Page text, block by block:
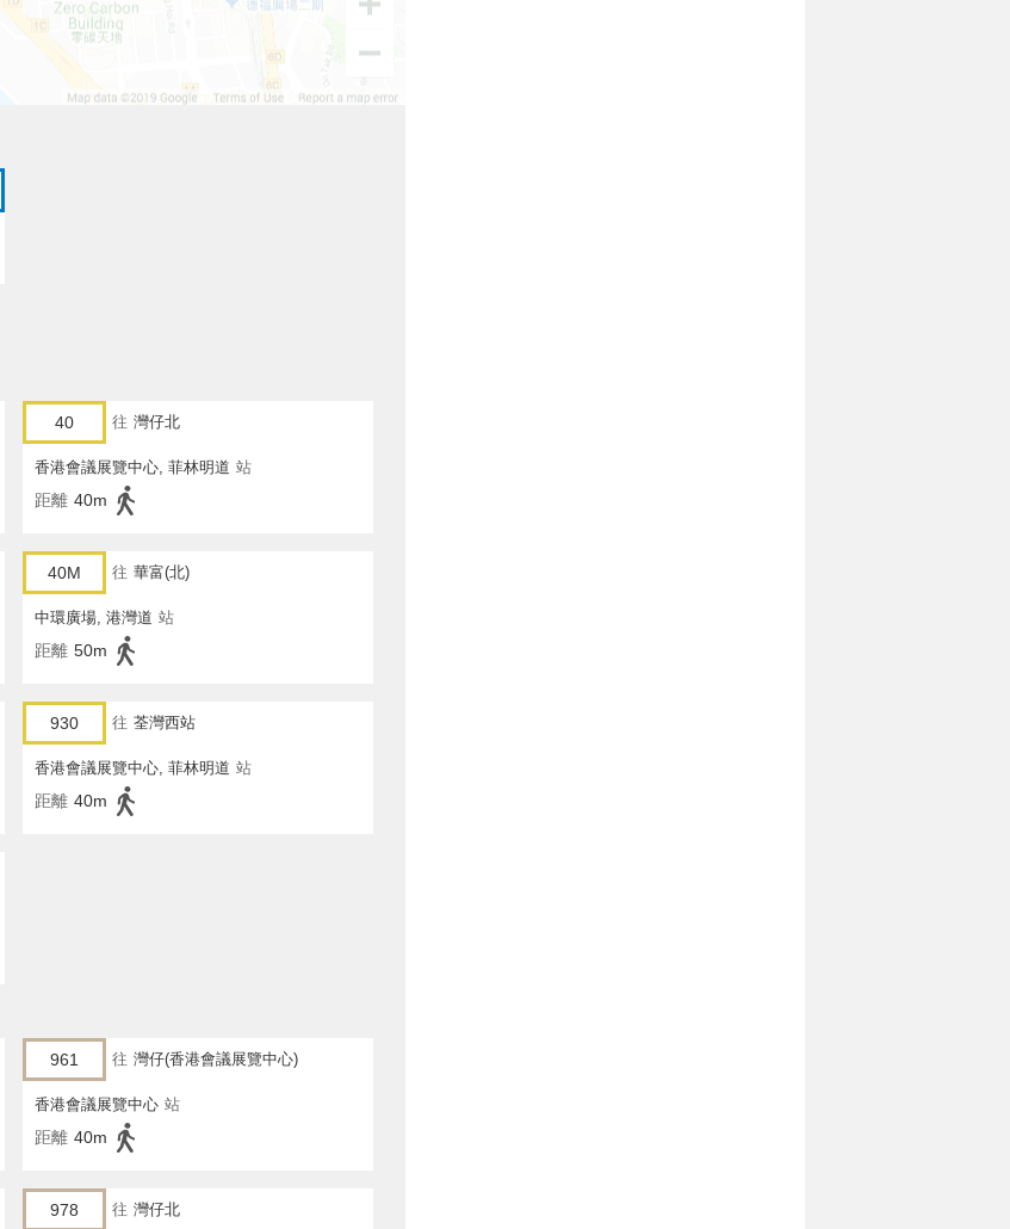
40 往 灣仔北
香港會議展覽中心, 菲林明道 站
距離 40m
40M 往 華富(北)
中環廣場, 港灣道 站
距離 50m
930 往 荃灣西站
香港會議展覽中心, 菲林明道 站
距離 40m
961 往 灣仔(香港會議展覽中心)
香港會議展覽中心 站
距離 40m
978 往 灣仔北